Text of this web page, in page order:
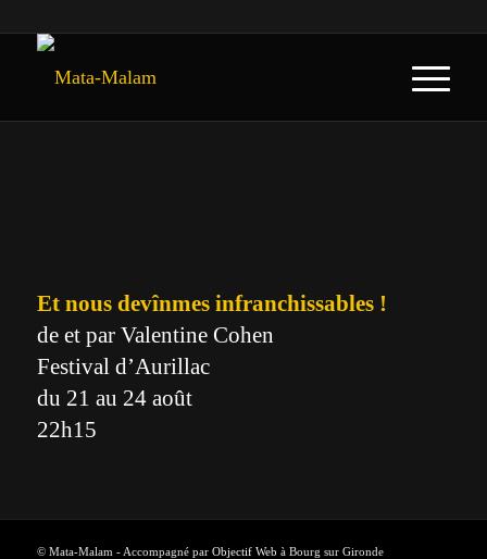
Et nous devînmes infranchissables !
de et par Valentine Cohen
Festival d’Aurillac
du 21 au 24 août
22h15
© Mata-Malam - Accompagné par Objectif Web à Bourg sur Gironde